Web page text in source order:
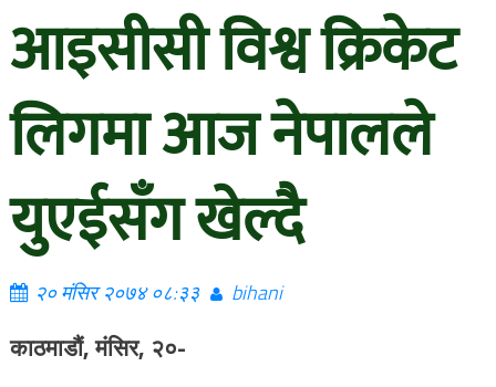
आइसीसी विश्व क्रिकेट
लिगमा आज नेपालले
युएईसँग खेल्दै
२० मंसिर २०७४ ०८:३३ bihani
काठमाडौं, मंसिर, २०-